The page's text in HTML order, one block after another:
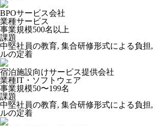
BPOサービス会社
業種サービス
事業規模500名以上
課題
中堅社員の教育, 集合研修形式による負担
ルの定着
宿泊施設向けサービス提供会社
業種IT・ソフトウェア
事業規模50〜199名
課題
中堅社員の教育, 集合研修形式による負担
ルの定着